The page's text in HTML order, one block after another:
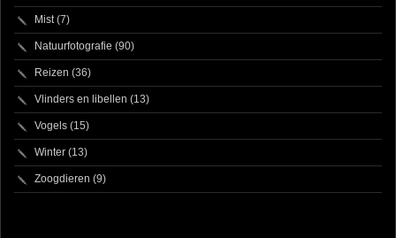
Mist (7)
Natuurfotografie (90)
Reizen (36)
Vlinders en libellen (13)
Vogels (15)
Winter (13)
Zoogdieren (9)